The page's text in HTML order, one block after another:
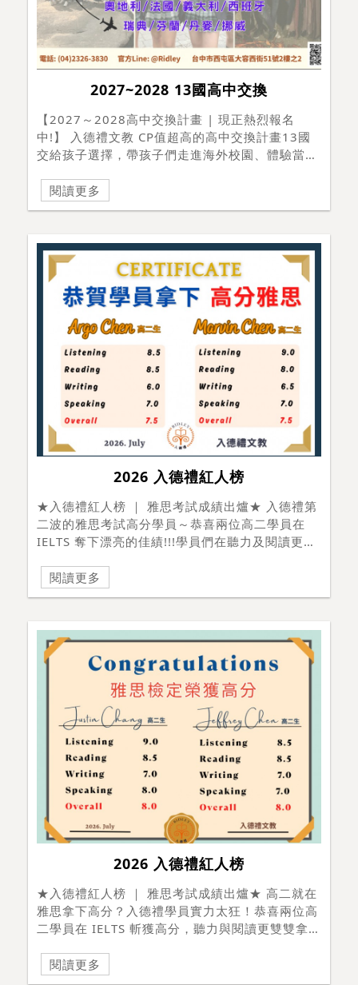
2027~2028 13國高中交換
【2027～2028高中交換計畫 | 現正熱烈報名
中!】 入德禮文教 CP值超高的高中交換計畫13國
交給孩子選擇，帶孩子們走進海外校園、體驗當地
文化與活動，和寄宿家庭一起生活，用一年的時
間，帶回一輩子的國際視野與獨立自信！ 13個國
家任您選擇:美國 / 英國 / 愛爾蘭 / 蘇格蘭 / 德國
奧地利 / 法國 / 義大利 / 西班牙瑞典 / 芬蘭 / 丹
麥 / 挪威 全方位安排:學校入學、寄宿家庭、三餐
求，幫孩子配對最合適的國家與學校環境。 高中
交換孩子能獲得什麼?豐富人生履歷 ◆ 建立國際人
脈提升外語能力 ◆ 培養獨立自主拓展國際視野 ◆
體驗異國文化 讓 2027～2028 不再是個平凡的學
年，而是改變你一生的轉捩點！入德禮陪伴你一起
跨越國界，留下屬於自己的青春回憶！想了解更多
的高中交換計畫嗎歡迎與我們聯繫了解更多
↓↓↓↓↓↓↓電話: (04)2326-3830官方LINE: @
ridley官方網站: www.ridley.com.tw #13國交換
選擇 #高中交換 #海外遊學 #異國文化#國際視野
#外語能力 #海外校園 #寄宿家庭#入德禮文教
#ridley
閱讀更多
2026 入德禮紅人榜
★入德禮紅人榜 ｜ 雅思考試成績出爐★ 入德禮第
二波的雅思考試高分學員～恭喜兩位高二學員在
IELTS 奪下漂亮的佳績!!!學員們在聽力及閱讀更是
拿到了滿分及逼近滿分的成績。這麼厲害的成績，
兩位學員居然還只是高二?! 讓我們來看看這張超強
的成績單吧 ↓↓↓↓↓↓↓↓↓↓ Argo Chen | 高二
生 Overall 7.5Listening 8.5Reading
8.5Writing 6.0Speaking 7.0 Marvin Chen |
7.0 在入德禮，我們就是陪伴孩子，把不懂的問題
一個個抓出來、一步步修正。不管是透過團班的互
相刺激，還是一對一的精準微調，最關鍵的，就是
「用對方法，對症下藥」，解決考試一直無法拿下
高分的根本問題。 你也想在雅思拿下漂亮的成績
嗎? 你也想申請海外的各大名校嗎?入德禮擁有專
業的團隊，加入我們～陪伴你一起築夢、達成目
標！有興趣的同學們都歡迎透過以下方式諮詢：諮
詢專線：04-2326-3830LINE 諮詢：@ ridley 官
方網站 : www.ridley.com.tw #雅思高分 #IELTS
#雅思備考 #高中雅思 #雅思聽力滿分 #英文學習
#留學準備 #台中英文補習班 #入德禮文教
閱讀更多
2026 入德禮紅人榜
★入德禮紅人榜 ｜ 雅思考試成績出爐★ 高二就在
雅思拿下高分？入德禮學員實力太狂！恭喜兩位高
二學員在 IELTS 斬獲高分，聽力與閱讀更雙雙拿下
逼近滿分與全滿分的超強戰績。頂尖英文實力，在
高二就完美展現！ 快來看看這張超狂的成績單
↓↓↓↓↓↓↓↓↓↓ Justin Chang | 高二生
Overall 8.0Listening 9.0 (滿分神
人！！)Reading 8.5Writing 7.0Speaking
閱讀更多